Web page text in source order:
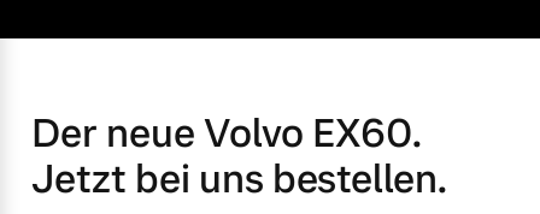
Angebot anfragen
Sie erhalten bei uns eine
Vielzahl von Original
Der neue Volvo EX60.
Jetzt bei uns bestellen.